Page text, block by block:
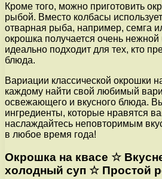
Кроме того, можно приготовить
рыбой. Вместо колбасы
отварная рыба, например, семга
окрошка получается очень
идеально подходит для тех, кто
блюда.
Вариации классической окрошки
каждому найти свой любимый
освежающего и вкусного блюда.
ингредиенты, которые нравятся
наслаждайтесь неповторимым
в любое время года!
Окрошка на квасе ☆
холодный суп ☆ Простой